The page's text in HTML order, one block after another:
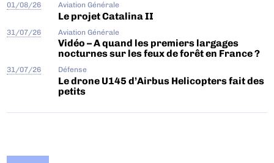
01/08/26 Aviation Générale
Le projet Catalina II
31/07/26 Aviation Générale
Vidéo – A quand les premiers largages
nocturnes sur les feux de forêt en France ?
31/07/26 Défense
Le drone U145 d’Airbus Helicopters fait des
petits